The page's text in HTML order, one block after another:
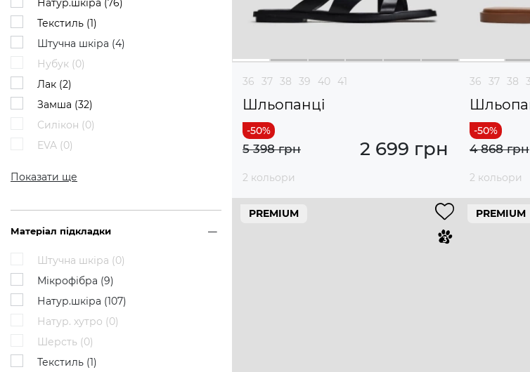
Текстиль (1)
Штучна шкіра (4)
Нубук (0)
Лак (2)
Замша (32)
Силікон (0)
EVA (0)
Показати ще
Матеріал підкладки
Штучна шкіра (0)
Мікрофібра (9)
Натур.шкіра (107)
Натур. хутро (0)
Шерсть (0)
Текстиль (1)
36 37 38 39 40 41
Шльопанці
2 699 грн
5 398 грн
2 кольори
36 37 38
4 868 грн
2 кольори
PREMIUM PREMIUM